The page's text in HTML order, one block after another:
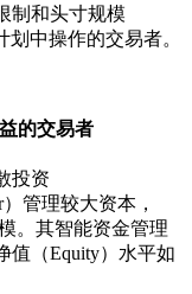
制和头寸规模
划中操作的交易者。
的交易者
投资
管理较大资本，
。其智能资金管理
值（Equity）水平如